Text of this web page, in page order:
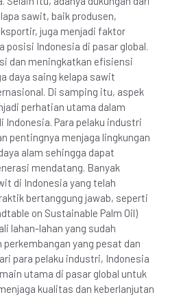
sawit, baik produsen,
juga menjadi faktor
posisi Indonesia di pasar global.
dan meningkatkan efisiensi
daya saing kelapa sawit
Di samping itu, aspek
perhatian utama dalam
Para pelaku industri
pentingnya menjaga lingkungan
alam sehingga dapat
mendatang. Banyak
di Indonesia yang telah
bertanggung jawab, seperti
on Sustainable Palm Oil)
lahan-lahan yang sudah
yang pesat dan
para pelaku industri, Indonesia
utama di pasar global untuk
kualitas dan keberlanjutan